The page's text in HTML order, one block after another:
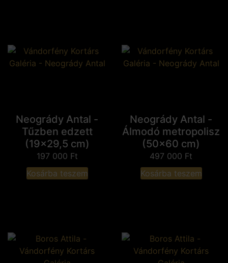
Neogrády Antal -
Tűzben edzett
(19x29,5 cm)
197 000 Ft
Kosárba teszem
Neogrády Antal -
Álmodó metropolisz
(50x60 cm)
497 000 Ft
Kosárba teszem